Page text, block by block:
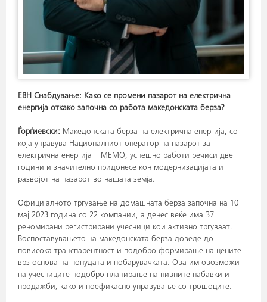
ЕВН Снабдување: Како се промени пазарот на електрична
енергија откако започна со работа македонската берза?
Ѓорѓиевски: Македонската берза на електрична енергија, со
која управува Националниот оператор на пазарот за
електрична енергија – МЕМО, успешно работи речиси две
години и значително придонесе кон модернизацијата и
развојот на пазарот во нашата земја.
Официјалното тргување на домашната берза започна на 10
мај 2023 година со 22 компании, а денес веќе има 37
реномирани регистрирани учесници кои активно тргуваат.
Воспоставувањето на македонската берза доведе до
повисока транспарентност и подобро формирање на цените
врз основа на понудата и побарувачката. Ова им овозможи
на учесниците подобро планирање на нивните набавки и
продажби, како и поефикасно управување со трошоците.